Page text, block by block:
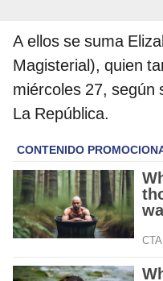
A ellos se suma
Magisterial), quien
miércoles 27, según
La República.